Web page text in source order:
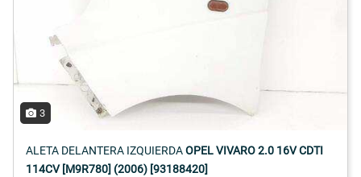
3
ALETA DELANTERA IZQUIERDAOPEL VIVARO 2.0 16V CDTI
114CV [M9R780] (2006) [93188420]